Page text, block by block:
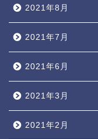
2021年8月
2021年7月
2021年6月
2021年3月
2021年2月